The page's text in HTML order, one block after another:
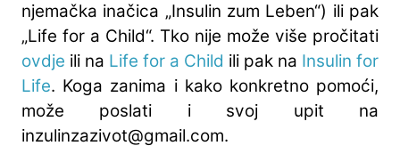
njemačka inačica „Insulin zum Leben“) ili pak
„Life for a Child“. Tko nije može više pročitati
ovdje ili na Life for a Child ili pak na Insulin for
Life. Koga zanima i kako konkretno pomoći,
može poslati i svoj upit na
inzulinzazivot@gmail.com.